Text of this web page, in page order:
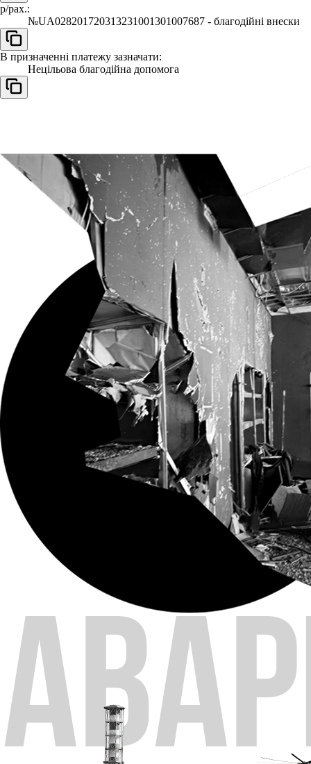
р/рах.:
№UA028201720313231001301007687 - благодійні внески
В призначенні платежу зазначати:
Нецільова благодійна допомога